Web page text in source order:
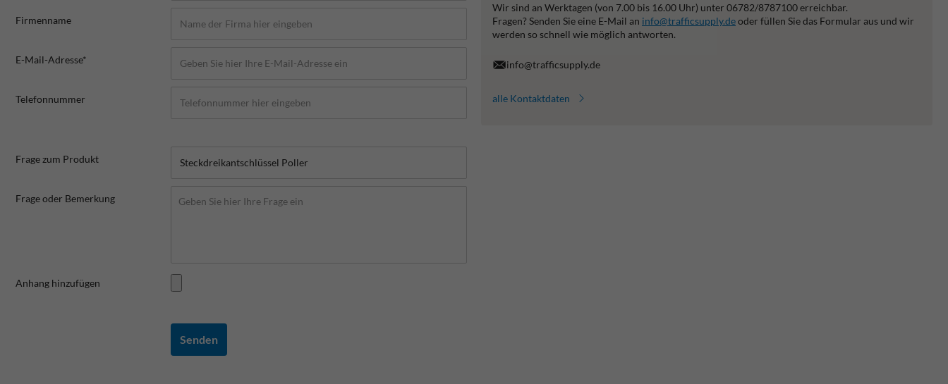
Firmenname
E-Mail-Adresse*
Telefonnummer
Frage zum Produkt
Frage oder Bemerkung
Anhang hinzufügen
Senden
Wir sind an Werktagen (von 7.00 bis 16.00 Uhr) unter 06782/8787100 erreichbar.
Fragen? Senden Sie eine E-Mail an info@trafficsupply.deoder füllen Sie das Formular aus und wir
werden so schnell wie möglich antworten.
info@trafficsupply.de
alle Kontaktdaten